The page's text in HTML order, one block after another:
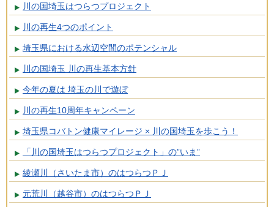
川の国埼玉はつらつプロジェクト
川の再生4つのポイント
埼玉県における水辺空間のポテンシャル
川の国埼玉 川の再生基本方針
今年の夏は 埼玉の川で遊ぼ
川の再生10周年キャンペーン
埼玉県コバトン健康マイレージ × 川の国埼玉を歩こう！
「川の国埼玉はつらつプロジェクト」の”いま”
綾瀬川（さいたま市）のはつらつＰＪ
元荒川（越谷市）のはつらつＰＪ